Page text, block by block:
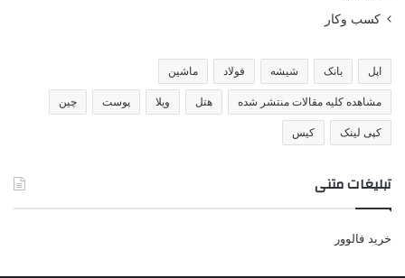
کسب وکار
اپل بانک شیشه فولاد ماشین
مشاهده کلیه مقالات منتشر شده هتل ویلا پوست چین
کپی لینک کیس
تبلیغات متنی
خرید فالوور